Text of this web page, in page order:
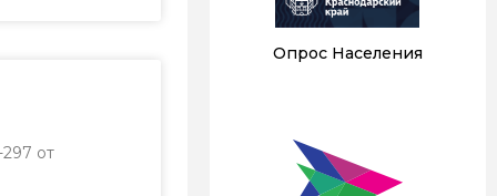
от
Опрос Населения